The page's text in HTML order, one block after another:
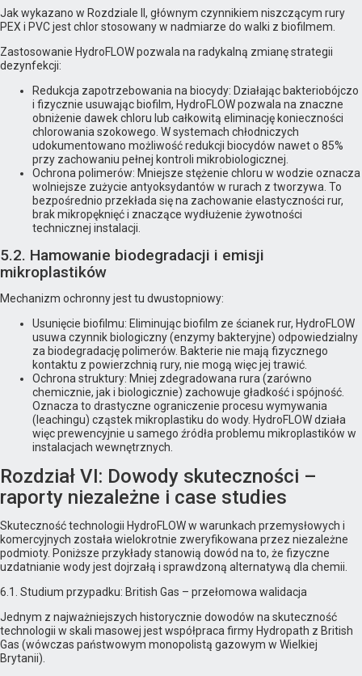
Jak wykazano w Rozdziale II, głównym czynnikiem niszczącym rury
PEX i PVC jest chlor stosowany w nadmiarze do walki z biofilmem.
Zastosowanie HydroFLOW pozwala na radykalną zmianę strategii
dezynfekcji:
Redukcja zapotrzebowania na biocydy: Działając bakteriobójczo
i fizycznie usuwając biofilm, HydroFLOW pozwala na znaczne
obniżenie dawek chloru lub całkowitą eliminację konieczności
chlorowania szokowego. W systemach chłodniczych
udokumentowano możliwość redukcji biocydów nawet o 85%
przy zachowaniu pełnej kontroli mikrobiologicznej.
Ochrona polimerów: Mniejsze stężenie chloru w wodzie oznacza
wolniejsze zużycie antyoksydantów w rurach z tworzywa. To
bezpośrednio przekłada się na zachowanie elastyczności rur,
brak mikropęknięć i znaczące wydłużenie żywotności
technicznej instalacji.
5.2. Hamowanie biodegradacji i emisji
mikroplastików
Mechanizm ochronny jest tu dwustopniowy:
Usunięcie biofilmu: Eliminując biofilm ze ścianek rur, HydroFLOW
usuwa czynnik biologiczny (enzymy bakteryjne) odpowiedzialny
za biodegradację polimerów. Bakterie nie mają fizycznego
kontaktu z powierzchnią rury, nie mogą więc jej trawić.
Ochrona struktury: Mniej zdegradowana rura (zarówno
chemicznie, jak i biologicznie) zachowuje gładkość i spójność.
Oznacza to drastyczne ograniczenie procesu wymywania
(leachingu) cząstek mikroplastiku do wody. HydroFLOW działa
więc prewencyjnie u samego źródła problemu mikroplastików w
instalacjach wewnętrznych.
Rozdział VI: Dowody skuteczności –
raporty niezależne i case studies
Skuteczność technologii HydroFLOW w warunkach przemysłowych i
komercyjnych została wielokrotnie zweryfikowana przez niezależne
podmioty. Poniższe przykłady stanowią dowód na to, że fizyczne
uzdatnianie wody jest dojrzałą i sprawdzoną alternatywą dla chemii.
6.1. Studium przypadku: British Gas – przełomowa walidacja
Jednym z najważniejszych historycznie dowodów na skuteczność
technologii w skali masowej jest współpraca firmy Hydropath z British
Gas (wówczas państwowym monopolistą gazowym w Wielkiej
Brytanii).